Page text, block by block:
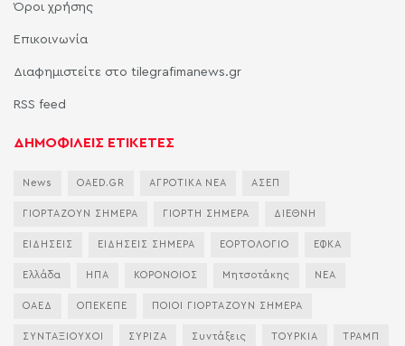
Όροι χρήσης
Επικοινωνία
Διαφημιστείτε στο tilegrafimanews.gr
RSS feed
ΔΗΜΟΦΙΛΕΙΣ ΕΤΙΚΕΤΕΣ
News OAED.GR ΑΓΡΟΤΙΚΑ ΝΕΑ ΑΣΕΠ
ΓΙΟΡΤΑΖΟΥΝ ΣΗΜΕΡΑ ΓΙΟΡΤΗ ΣΗΜΕΡΑ ΔΙΕΘΝΗ
ΕΙΔΗΣΕΙΣ ΕΙΔΗΣΕΙΣ ΣΗΜΕΡΑ ΕΟΡΤΟΛΟΓΙΟ ΕΦΚΑ
Ελλάδα ΗΠΑ ΚΟΡΟΝΟΙΟΣ Μητσοτάκης ΝΕΑ
ΟΑΕΔ ΟΠΕΚΕΠΕ ΠΟΙΟΙ ΓΙΟΡΤΑΖΟΥΝ ΣΗΜΕΡΑ
ΣΥΝΤΑΞΙΟΥΧΟΙ ΣΥΡΙΖΑ Συντάξεις ΤΟΥΡΚΙΑ ΤΡΑΜΠ